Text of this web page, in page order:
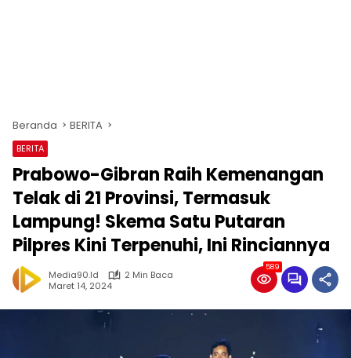
Beranda BERITA
BERITA
Prabowo-Gibran Raih Kemenangan
Telak di 21 Provinsi, Termasuk
Lampung! Skema Satu Putaran
Pilpres Kini Terpenuhi, Ini Rinciannya
Media90.id
2 Min Baca
Maret 14, 2024
589